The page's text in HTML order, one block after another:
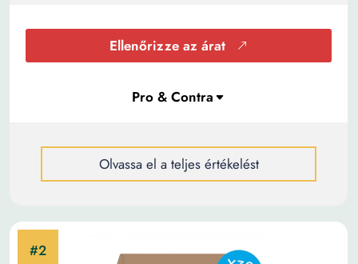
Ellenőrizze az árat
Olvassa el a teljes értékelést